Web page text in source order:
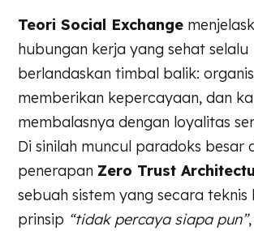
Teori Social Exchange
hubungan kerja yang sehat selalu
berlandaskan timbal balik:
memberikan kepercayaan, dan
membalasnya dengan loyalitas
Di sinilah muncul paradoks besar
penerapan Zero Trust
sebuah sistem yang secara teknis
prinsip “tidak percaya siapa pun”